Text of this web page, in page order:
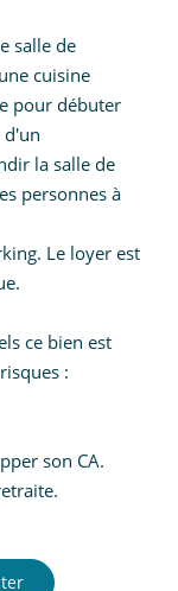
salle de
cuisine
pour débuter
d'un
la salle de
personnes à
Le loyer est
ce bien est
:
son CA.